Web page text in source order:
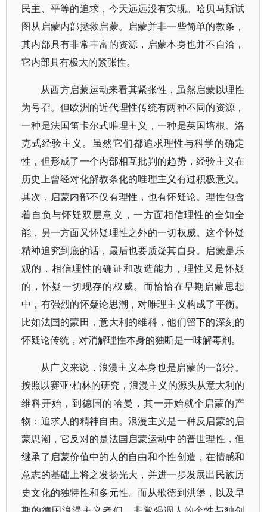
民主、平等的追求，今天远远没有实现。哈贝马斯试
图从启蒙内部拯救启蒙。启蒙并非一些简单的教条，
其内部具有非常丰富的资源，启蒙本身也并不自洽，
它内部具有极大的紧张性。
从西方启蒙运动来看其紧张性，虽然启蒙以理性
为号召。但欧洲的近代理性传统有两种不同的资源，
一种是法国笛卡尔式唯理主义，一种是英国培根、洛
克式经验主义。虽然它们都追求理性与科学的确定
性，但形成了一个内部相互批判的趋势，经验主义在
历史上曾经对化解教条化的唯理主义有过积极意义。
其次，启蒙内部不仅有理性，也有怀疑论。理性包含
着自负与怀疑双层意义，一方面相信理性的全知全
能，另一方面又怀疑理性之外的一切权威。这个怀疑
精神追究到底的话，最后也要质疑其自身。启蒙是乐
观的，相信理性的确证和改造能力，理性又是怀疑
的，怀疑一切现存的权威。而恰恰在早期启蒙思想
中，有强烈的怀疑论思潮，对唯理主义构成了平衡。
比如法国的蒙田，意大利的维科，他们留下的深刻的
怀疑论传统，对消解理性本身的独断是一味解毒剂。
从广义来说，浪漫主义本身也是启蒙的一部分。
按照以赛亚·柏林的研究，浪漫主义的源头从意大利的
维科开始，到德国的哈曼，其一开始就个启蒙的产
物：追求人的精神自由。浪漫主义是一种反启蒙的启
蒙思潮，它反对的是法国启蒙运动中的普世理性，但
继承了启蒙价值中的人的自由和个性创造，在情感和
意志的基础上将之发扬光大，并进一步发展出民族历
史文化的独特性和多元性。而从歌德到洪堡，以及早